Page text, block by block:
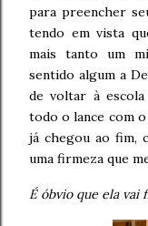
para preencher
tendo em vista
mais tanto um
sentido algum a
de voltar à
todo o lance com
já chegou ao fim,
uma firmeza que
É óbvio que ela vai